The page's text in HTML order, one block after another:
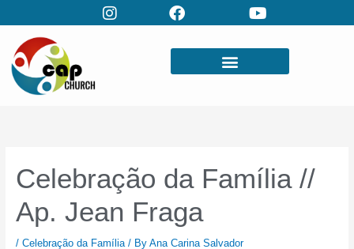
to
content
Celebração da Família //
Ap. Jean Fraga
/Celebração da Família/ ByAna Carina Salvador